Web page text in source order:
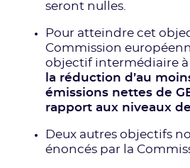
seront nulles.
Pour atteindre cet
Commission
objectif intermédiaire à
la réduction d’au
émissions nettes de
rapport aux niveaux de
Deux autres objectifs
énoncés par la